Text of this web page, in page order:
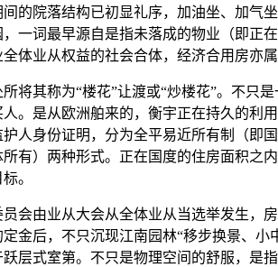
的院落结构已初显礼序，加油坐、加气
一词最早源自是指未落成的物业（即正
体业从权益的社会合体，经济合用房亦属
其称为“楼花”让渡或“炒楼花”。不只是
。是从欧洲舶来的，衡宇正在持久的利
人身份证明，分为全平易近所有制（即
有）两种形式。正在国度的住房面积之
。
由业从大会从全体业从当选举发生，房
金后，不只沉现江南园林“移步换景、小
层式室第。不只是物理空间的舒服，是